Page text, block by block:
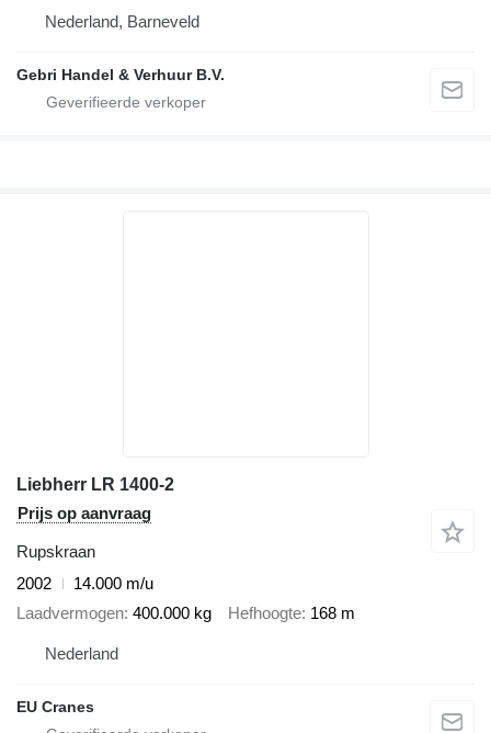
Nederland, Barneveld
Gebri Handel & Verhuur B.V.
Liebherr LR 1400-2
Prijs op aanvraag
Rupskraan
2002
14.000 m/u
Laadvermogen 400.000 kg Hefhoogte 168 m
Nederland
EU Cranes